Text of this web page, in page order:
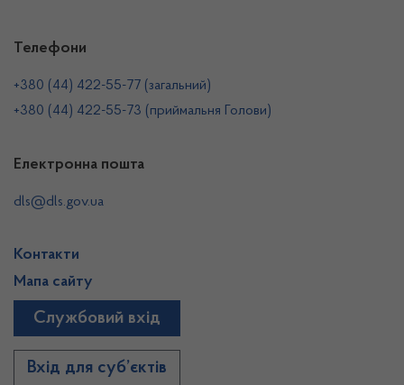
Телефони
+380 (44) 422-55-77 (загальний)
+380 (44) 422-55-73 (приймальня Голови)
Електронна пошта
dls@dls.gov.ua
Контакти
Мапа сайту
Службовий вхід
Вхід для суб’єктів